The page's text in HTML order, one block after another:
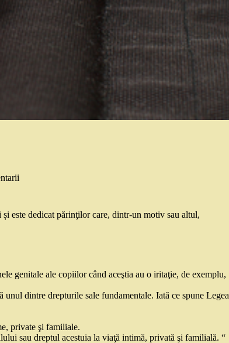
este dedicat părinţilor care, dintr-un motiv sau altul,
genitale ale copiilor când aceştia au o iritaţie, de exemplu,
dintre drepturile sale fundamentale. Iată ce spune Legea
private şi familiale.
sau dreptul acestuia la viaţă intimă, privată şi familială. “